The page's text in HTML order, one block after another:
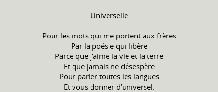
Universelle
Pour les mots qui me portent aux frères
Par la poésie qui libère
Parce que j’aime la vie et la terre
Et que jamais ne désespère
Pour parler toutes les langues
Et vous donner d’universel.